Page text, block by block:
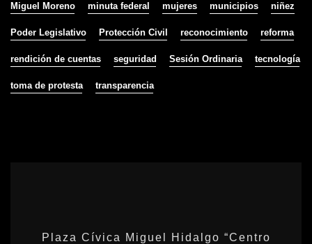
Miguel Moreno minuta federal mujeres municipios niñez
Poder Legislativo Protección Civil reconocimiento reforma
rendición de cuentas seguridad Sesión Ordinaria tecnología
toma de protesta transparencia
Plaza Cívica Miguel Hidalgo “Centro